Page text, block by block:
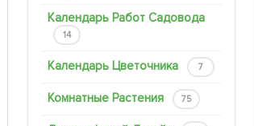
Календарь Работ Садовода
14
Календарь Цветочника 7
Комнатные Растения 75